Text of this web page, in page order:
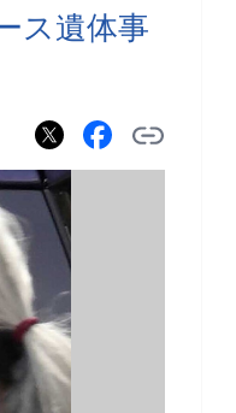
ス遺体事